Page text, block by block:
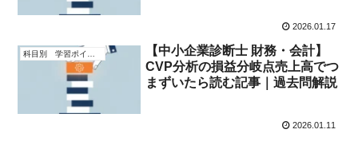
2026.01.17
【中小企業診断士 財務・会計】
CVP分析の損益分岐点売上高でつ
まずいたら読む記事｜過去問解説
2026.01.11